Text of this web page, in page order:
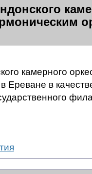
камерного
Ереване в